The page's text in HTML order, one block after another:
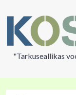
"Tarkuseallikas